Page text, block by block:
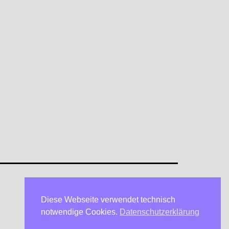
Datenschutzerklärung
Diese Webseite verwendet technisch
notwendige Cookies. Datenschutzerklärung